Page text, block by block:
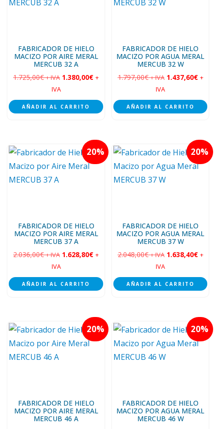
FABRICADOR DE HIELO
MACIZO POR AIRE MERAL
MERCUB 32 A
1.725,00€ + IVA 1.380,00€ +
IVA
AÑADIR AL CARRITO
FABRICADOR DE HIELO
MACIZO POR AGUA MERAL
MERCUB 32 W
1.797,00€ + IVA 1.437,60€ +
IVA
AÑADIR AL CARRITO
20
FABRICADOR DE HIELO
MACIZO POR AIRE MERAL
MERCUB 37 A
2.036,00€ + IVA 1.628,80€ +
IVA
AÑADIR AL CARRITO
20
FABRICADOR DE HIELO
MACIZO POR AGUA MERAL
MERCUB 37 W
2.048,00€ + IVA 1.638,40€ +
IVA
AÑADIR AL CARRITO
20
FABRICADOR DE HIELO
MACIZO POR AIRE MERAL
MERCUB 46 A
20
FABRICADOR DE HIELO
MACIZO POR AGUA MERAL
MERCUB 46 W